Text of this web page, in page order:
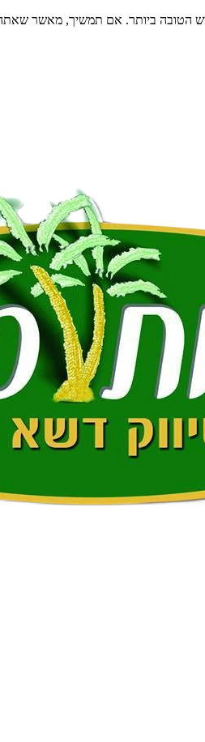
הטובה ביותר. אם תמשיך, מאשר